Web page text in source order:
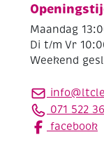
Maandag
Di t/m Vr
Weekend
071 522
facebook